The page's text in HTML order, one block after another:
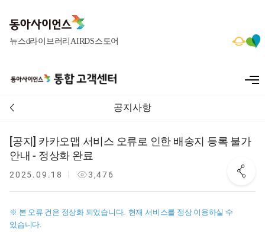
뉴스d라이브러리AIRDS스토어
공지사항
[공지] 카카오맵 서비스 오류로 인한 배송지 등록 불가
안내 - 정상화 완료
2025.09.18 3,476
※ 본 오류 건은 정상화 되었습니다. 현재 서비스를 정상 이용하실 수
있습니다.